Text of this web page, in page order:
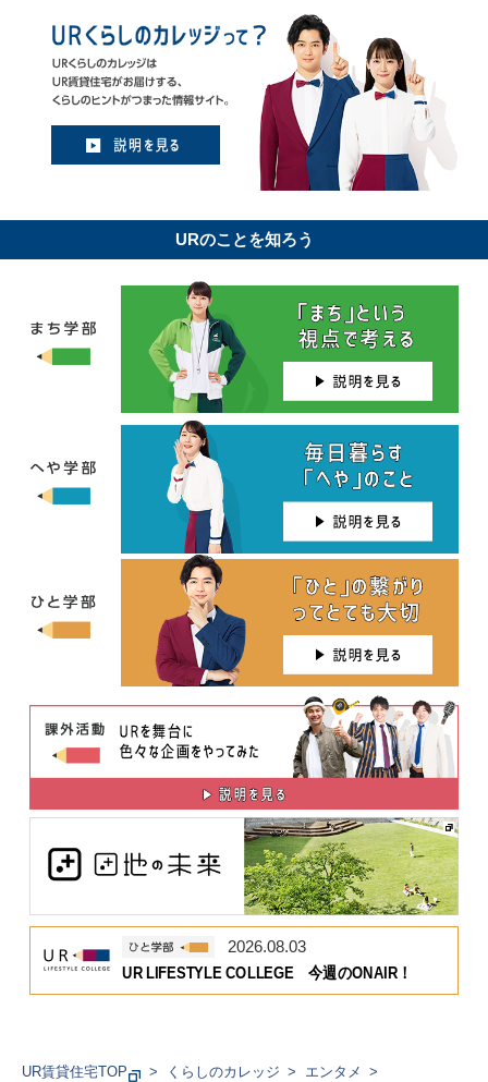
URのことを知ろう
2026.08.03
UR LIFESTYLE COLLEGE 今週のONAIR！
UR賃貸住宅TOP くらしのカレッジ
エンタメ